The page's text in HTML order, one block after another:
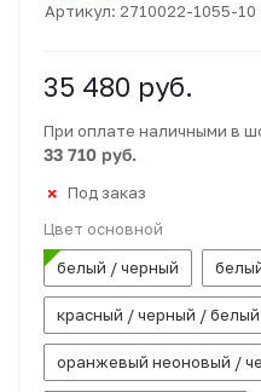
Артикул: 2710022-1055-10
35 480 руб.
При оплате наличными в
33 710 руб.
Под заказ
Цвет основной
белый / черный
красный / черный / белый
оранжевый неоновый /